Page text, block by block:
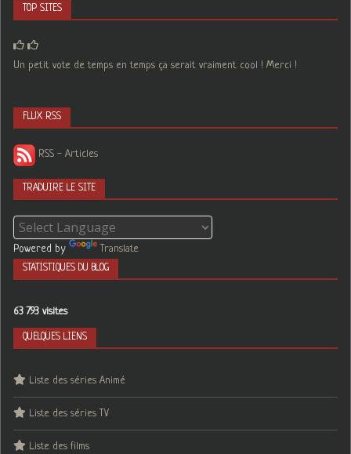
TOP SITES
Un petit vote de temps en temps ça serait vraiment cool ! Merci !
FLUX RSS
RSS - Articles
TRADUIRE LE SITE
Powered by Translate
STATISTIQUES DU BLOG
63 793 visites
QUELQUES LIENS
Liste des séries Animé
Liste des séries TV
Liste des films